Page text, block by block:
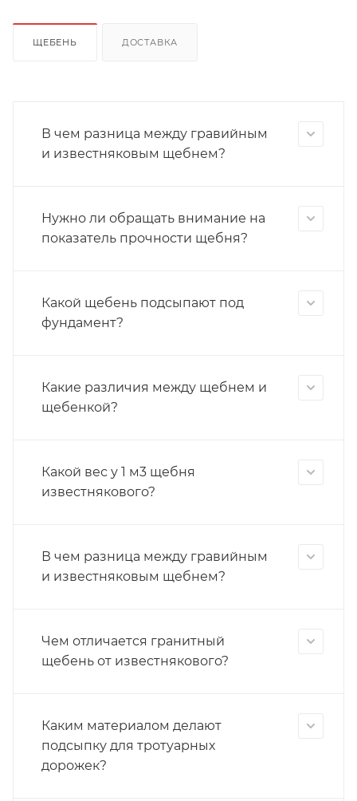
ЩЕБЕНЬ ДОСТАВКА
В чем разница между гравийным
и известняковым щебнем?
Нужно ли обращать внимание на
показатель прочности щебня?
Какой щебень подсыпают под
фундамент?
Какие различия между щебнем и
щебенкой?
Какой вес у 1 м3 щебня
известнякового?
В чем разница между гравийным
и известняковым щебнем?
Чем отличается гранитный
щебень от известнякового?
Каким материалом делают
подсыпку для тротуарных
дорожек?